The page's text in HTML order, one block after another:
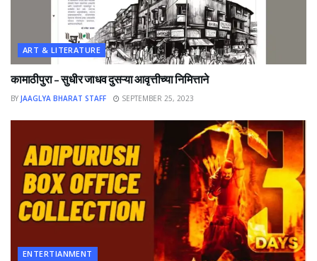
ART & LITERATURE
कामाठीपुरा – सुधीर जाधव दुसऱ्या आवृत्तीच्या निमित्ताने
BY JAAGLYA BHARAT STAFF SEPTEMBER 25, 2023
ENTERTIANMENT